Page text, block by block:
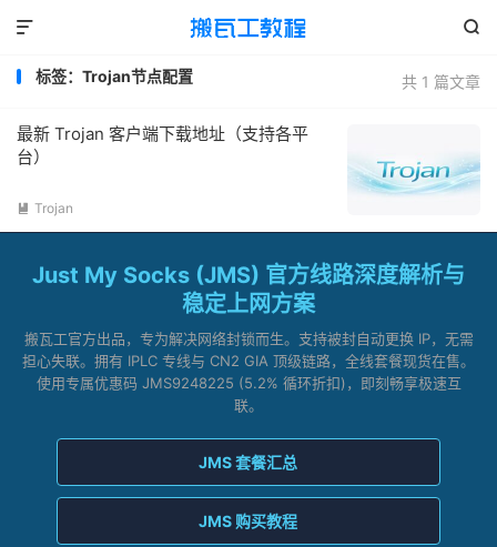


共 1 篇文章
标签：Trojan节点配置
最新 Trojan 客户端下载地址（支持各平
台）
 Trojan
Just My Socks (JMS) 官方线路深度解析与
稳定上网方案
搬瓦工官方出品，专为解决网络封锁而生。支持被封自动更换 IP，无需
担心失联。拥有 IPLC 专线与 CN2 GIA 顶级链路，全线套餐现货在售。
使用专属优惠码 JMS9248225 (5.2% 循环折扣)，即刻畅享极速互
联。
JMS 套餐汇总
JMS 购买教程